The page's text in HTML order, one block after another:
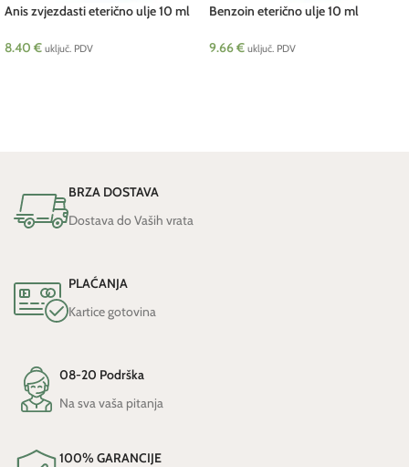
Anis zvjezdasti eterično ulje 10 ml
8.40 € uključ. PDV
Benzoin eterično ulje 10 ml
9.66€ uključ. PDV
BRZA DOSTAVA
Dostava do Vaših vrata
PLAĆANJA
Kartice gotovina
08-20 Podrška
Na sva vaša pitanja
100% GARANCIJE